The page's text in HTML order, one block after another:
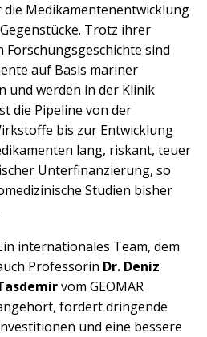
die Medikamentenentwicklung
Trotz ihrer
Forschungsgeschichte sind
auf Basis mariner
und werden in der Klinik
die Pipeline von der
bis zur Entwicklung
lang, riskant, teuer
Unterfinanzierung, so
Studien bisher
internationales Team, dem
Professorin Dr. Deniz
vom GEOMAR
fordert dringende
und eine bessere